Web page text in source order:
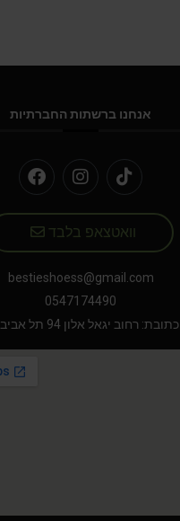
אנחנו ברשתות החברתיות
וואטצאפ בלבד
bestieshoess@gmail.com
0547174490
כתובת: רחוב יגאל אלון 94 תל אביב יפו